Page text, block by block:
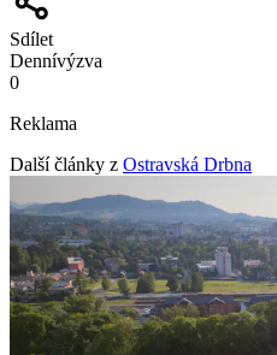
Sdílet
Dennívýzva
0
Reklama
Další články z Ostravská Drbna